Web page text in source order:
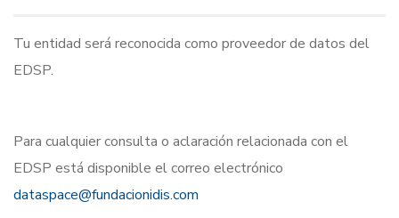
Tu entidad será reconocida como proveedor de datos del
EDSP.
Para cualquier consulta o aclaración relacionada con el
EDSP está disponible el correo electrónico
dataspace@fundacionidis.com